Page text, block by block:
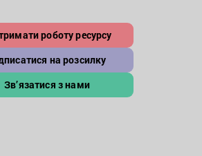
роботу ресурсу
на розсилку
Зв’язатися з нами